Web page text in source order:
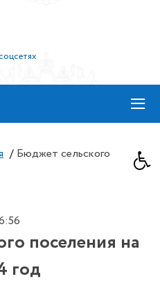
≡
/ Бюджет сельского
поселения на
год